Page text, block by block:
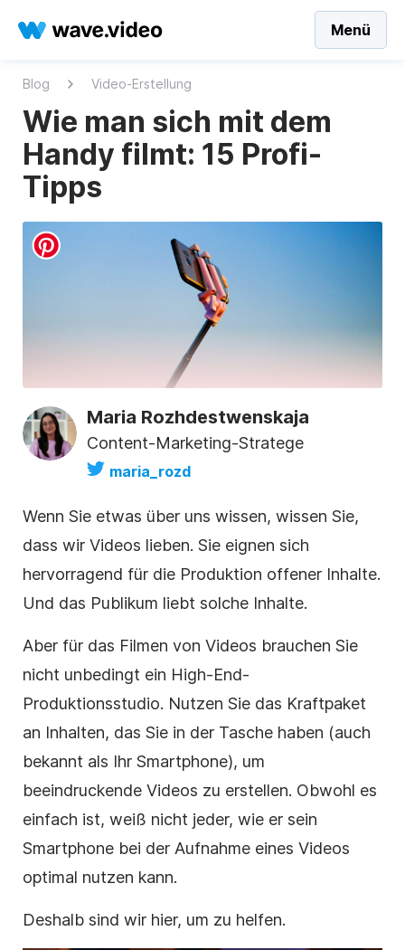
Menü
Blog Video-Erstellung
Wie man sich mit dem
Handy filmt: 15 Profi-
Tipps
Maria Rozhdestwenskaja
Content-Marketing-Stratege
maria_rozd
Wenn Sie etwas über uns wissen, wissen Sie,
dass wir Videos lieben. Sie eignen sich
hervorragend für die Produktion offener Inhalte.
Und das Publikum liebt solche Inhalte.
Aber für das Filmen von Videos brauchen Sie
nicht unbedingt ein High-End-
Produktionsstudio. Nutzen Sie das Kraftpaket
an Inhalten, das Sie in der Tasche haben (auch
bekannt als Ihr Smartphone), um
beeindruckende Videos zu erstellen. Obwohl es
einfach ist, weiß nicht jeder, wie er sein
Smartphone bei der Aufnahme eines Videos
optimal nutzen kann.
Deshalb sind wir hier, um zu helfen.